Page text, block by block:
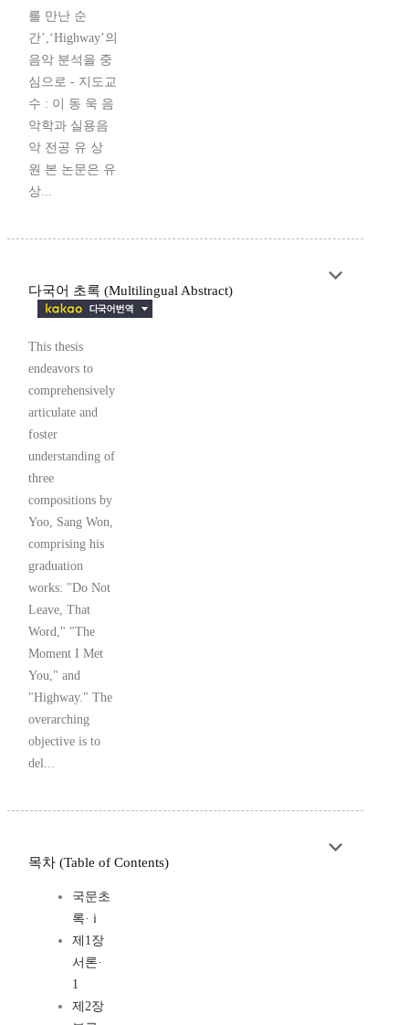
를 만난 순
간’,‘Highway’의
음악 분석을 중
심으로 - 지도교
수 : 이 동 욱 음
악학과 실용음
악 전공 유 상
원 본 논문은 유
상...
다국어 초록 (Multilingual Abstract)
This thesis
endeavors to
comprehensively
articulate and
foster
understanding of
three
compositions by
Yoo, Sang Won,
comprising his
graduation
works: "Do Not
Leave, That
Word," "The
Moment I Met
You," and
"Highway." The
overarching
objective is to
del...
목차 (Table of Contents)
국문초
록· i
제1장
서론·
1
제2장